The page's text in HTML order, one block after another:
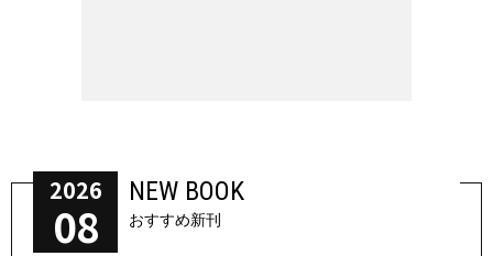
2026
08
NEW BOOK
おすすめ新刊